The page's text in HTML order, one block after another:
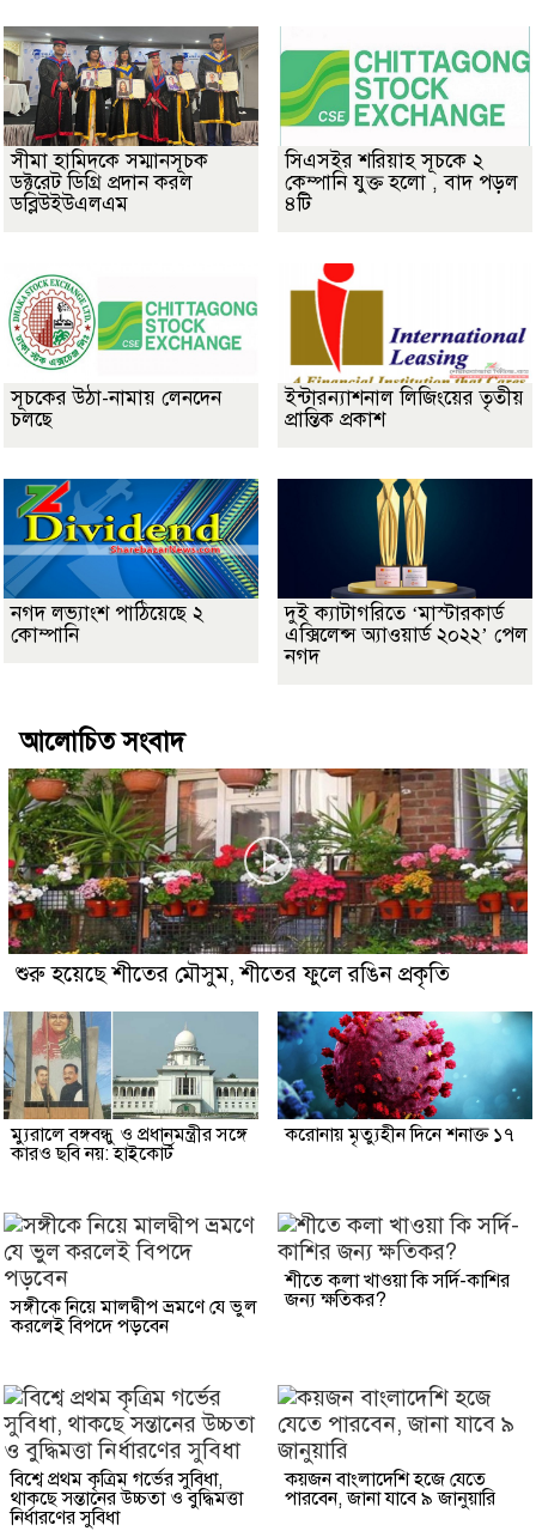
সীমা হামিদকে সম্মানসূচক
ডক্টরেট ডিগ্রি প্রদান করল
ডব্লিউইউএলএম
সিএসইর শরিয়াহ সূচকে ২
কেম্পানি যুক্ত হলো , বাদ পড়ল
৪টি
সূচকের উঠা-নামায় লেনদেন
চলছে
ইন্টারন্যাশনাল লিজিংয়ের তৃতীয়
প্রান্তিক প্রকাশ
নগদ লভ্যাংশ পাঠিয়েছে ২
কোম্পানি
দুই ক্যাটাগরিতে ‘মাস্টারকার্ড
এক্সিলেন্স অ্যাওয়ার্ড ২০২২’ পেল
নগদ
আলোচিত সংবাদ
শুরু হয়েছে শীতের মৌসুম, শীতের ফুলে রঙিন প্রকৃতি
ম্যুরালে বঙ্গবন্ধু ও প্রধানমন্ত্রীর সঙ্গে
কারও ছবি নয়: হাইকোর্ট
করোনায় মৃত্যুহীন দিনে শনাক্ত ১৭
সঙ্গীকে নিয়ে মালদ্বীপ ভ্রমণে যে ভুল
করলেই বিপদে পড়বেন
শীতে কলা খাওয়া কি সর্দি-কাশির
জন্য ক্ষতিকর?
বিশ্বে প্রথম কৃত্রিম গর্ভের সুবিধা,
থাকছে সন্তানের উচ্চতা ও বুদ্ধিমত্তা
নির্ধারণের সুবিধা
কয়জন বাংলাদেশি হজে যেতে
পারবেন, জানা যাবে ৯ জানুয়ারি